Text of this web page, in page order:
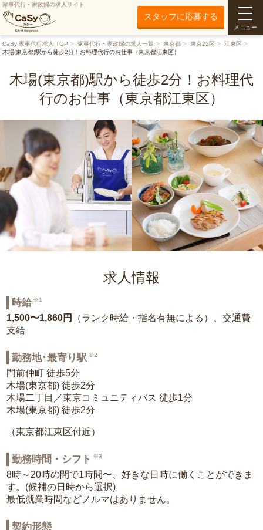
家事代行・家政婦の求人サイト
スタッフに応募する
メニュー
CaSy 家事代行求人 TOP 家事代行・家政婦の求人一覧 東京都 東京23区
江東区
木場(東京都)駅から徒歩2分！お料理代行のお仕事（東京都江東区）
木場(東京都)駅から徒歩2分！お料理代
行のお仕事（東京都江東区）
求人情報
時給 ※1
1,500〜1,860円
（ランク時給・指名有無による）、交通費
支給
勤務地･最寄り駅 ※2
門前仲町 徒歩5分
木場(東京都) 徒歩2分
木場二丁目／東京コミュニティバス 徒歩1分
木場(東京都) 徒歩2分
（東京都江東区付近）
勤務時間・シフト ※3
8時～20時の間で1時間〜、好きな日時に働くことができま
す。(候補の日時から選択)
最低就業時間などノルマはありません。
契約形態